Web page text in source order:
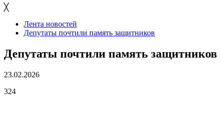
╳
Лента новостей
Депутаты почтили память защитников
Депутаты почтили память защитников
23.02.2026
324